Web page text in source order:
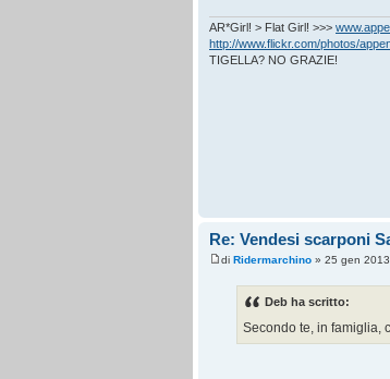
AR*Girl! > Flat Girl! >>>
http://www.flickr.com/photos/
TIGELLA? NO GRAZIE!
Re: Vendesi scarponi
di Ridermarchino » 25 gen
Deb ha scritto:
Secondo te, in famiglia,